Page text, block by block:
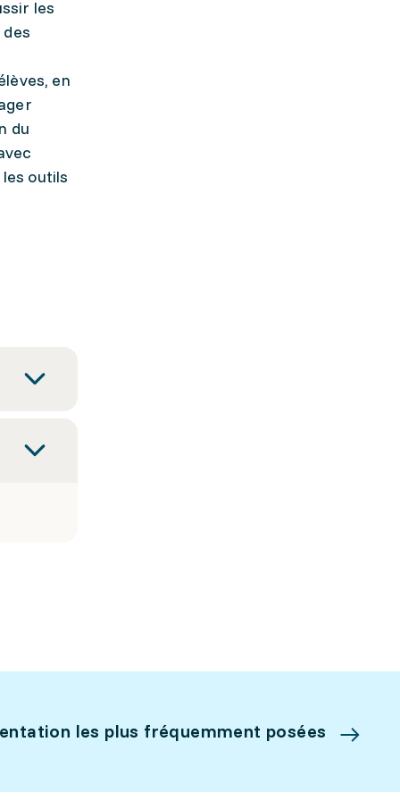
les
en
du
outils
les plus fréquemment posées